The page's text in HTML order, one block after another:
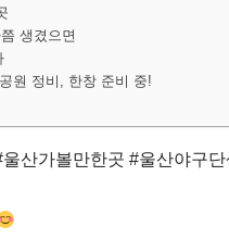
생겼으면
원 정비, 한창 준비 중!
산가볼만한곳 #울산야구